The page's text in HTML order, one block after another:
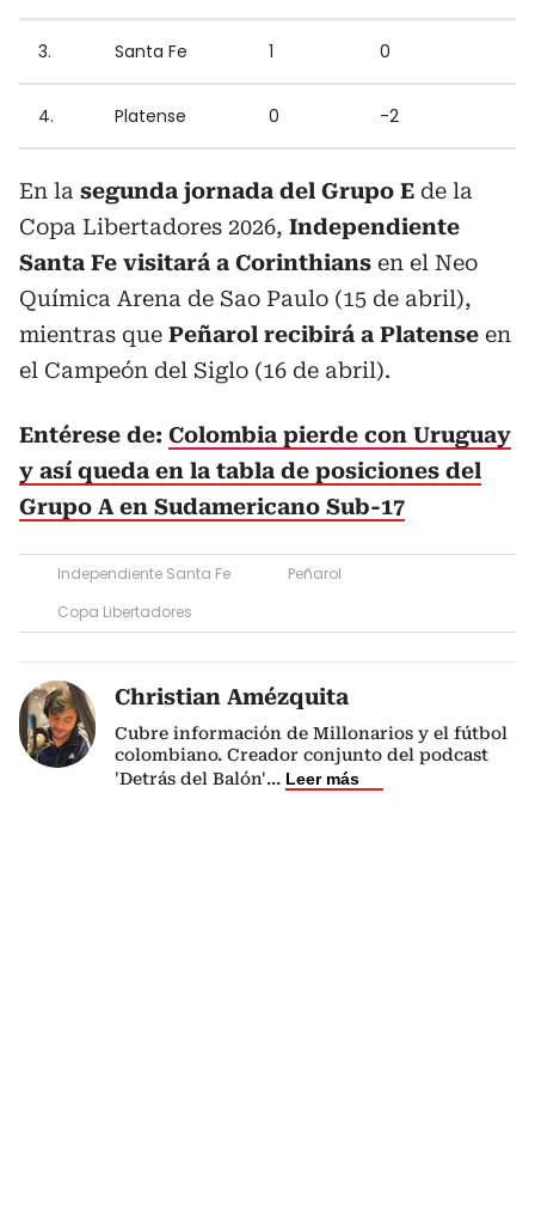
3. Santa Fe 1 0
4. Platense 0 -2
En la segunda jornada del Grupo E de la
Copa Libertadores 2026, Independiente
Santa Fe visitará a Corinthians en el Neo
Química Arena de Sao Paulo (15 de abril),
mientras que Peñarol recibirá a Platense en
el Campeón del Siglo (16 de abril).
Entérese de: Colombia pierde con Uruguay
y así queda en la tabla de posiciones del
Grupo A en Sudamericano Sub-17
Independiente Santa Fe
Peñarol
Copa Libertadores
Christian Amézquita
Cubre información de Millonarios y el fútbol
colombiano. Creador conjunto del podcast
'Detrás del Balón'... Leer más